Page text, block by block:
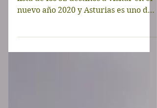
en e
nuevo año 2020 y Asturias es uno de